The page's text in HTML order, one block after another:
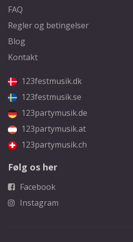
FAQ
Regler og betingelser
Blog
Kontakt
123festmusik.dk
123festmusik.se
123partymusik.de
123partymusik.at
123partymusik.ch
Følg os her
Facebook
Instagram